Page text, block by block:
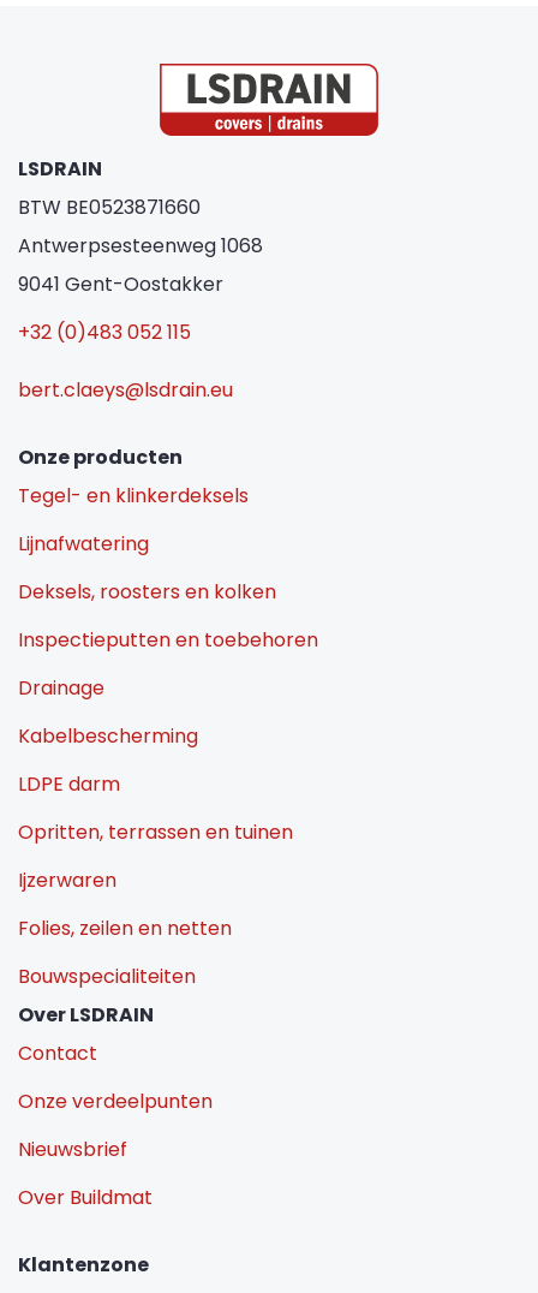
LSDRAIN
BTW BE0523871660
Antwerpsesteenweg 1068
9041 Gent-Oostakker
+32 (0)483 052 115
bert.claeys@lsdrain.eu
Onze producten
Tegel- en klinkerdeksels
Lijnafwatering
Deksels, roosters en kolken
Inspectieputten en toebehoren
Drainage
Kabelbescherming
LDPE darm
Opritten, terrassen en tuinen
Ijzerwaren
Folies, zeilen en netten
Bouwspecialiteiten
Over LSDRAIN
Contact
Onze verdeelpunten
Nieuwsbrief
Over Buildmat
Klantenzone